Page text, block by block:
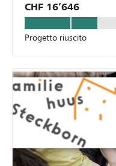
CHF 16’646
Progetto riuscito